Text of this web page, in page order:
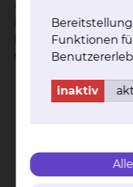
hinter der
kann durch eine 2-
schmerzfrei entfernt
Gonioskopie
Binokular Status
Funktionen
inaktiv